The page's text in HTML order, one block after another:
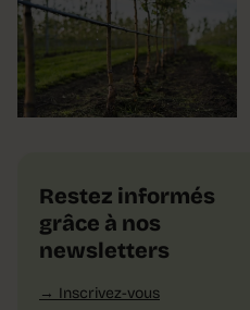
Restez informés
grâce à nos
newsletters
Inscrivez-vous